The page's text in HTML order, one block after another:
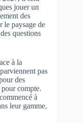
jouer un
des
le paysage de
questions
à la
pas
des
pour compte.
à
leur gamme,